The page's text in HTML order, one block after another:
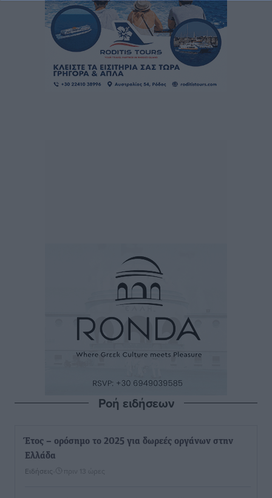
Ροή ειδήσεων
Έτος – ορόσημο το 2025 για δωρεές οργάνων στην
Ελλάδα
Ειδήσεις πριν 13 ώρες